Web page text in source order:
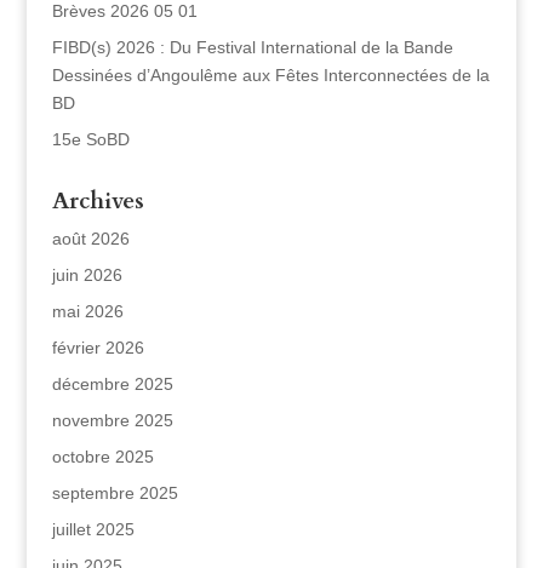
Brèves 2026 05 01
FIBD(s) 2026 : Du Festival International de la Bande
Dessinées d’Angoulême aux Fêtes Interconnectées de la
BD
15e SoBD
Archives
août 2026
juin 2026
mai 2026
février 2026
décembre 2025
novembre 2025
octobre 2025
septembre 2025
juillet 2025